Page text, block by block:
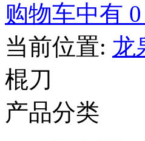
购物车中有
当前位置: 龙
棍刀
产品分类